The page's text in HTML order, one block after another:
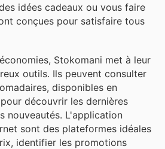
idées cadeaux ou vous faire
conçues pour satisfaire tous
Stokomani met à leur
outils. Ils peuvent consulter
disponibles en
découvrir les dernières
nouveautés. L'application
sont des plateformes idéales
identifier les promotions